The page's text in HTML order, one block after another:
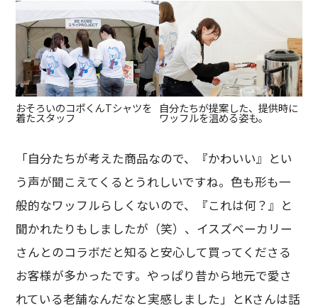
おそろいのコポくんTシャツを
着たスタッフ
自分たちが提案した、提供時に
ワッフルを温める姿も。
「自分たちが考えた商品なので、『かわいい』とい
う声が聞こえてくるとうれしいですね。色も形も一
般的なワッフルらしくないので、『これは何？』と
聞かれたりもしましたが（笑）、イスズベーカリー
さんとのコラボだと知ると安心して買ってくださる
お客様が多かったです。やっぱり昔から地元で愛さ
れている老舗なんだなと実感しました」とKさんは話